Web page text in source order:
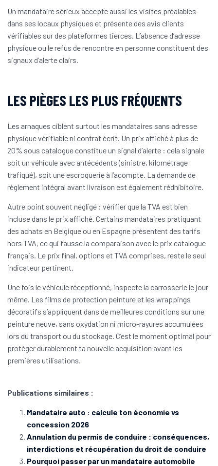
Un mandataire sérieux accepte aussi les visites préalables
dans ses locaux physiques et présente des avis clients
vérifiables sur des plateformes tierces. L’absence d’adresse
physique ou le refus de rencontre en personne constituent des
signaux d’alerte clairs.
LES PIÈGES LES PLUS FRÉQUENTS
Les arnaques ciblent surtout les mandataires sans adresse
physique vérifiable ni contrat écrit. Un prix affiché à plus de
20% sous catalogue constitue un signal d’alerte : cela signale
soit un véhicule avec antécédents (sinistre, kilométrage
trafiqué), soit une escroquerie à l’acompte. La demande de
règlement intégral avant livraison est également rédhibitoire.
Autre point souvent négligé : vérifier que la TVA est bien
incluse dans le prix affiché. Certains mandataires pratiquant
des achats en Belgique ou en Espagne présentent des tarifs
hors TVA, ce qui fausse la comparaison avec le prix catalogue
français. Le prix final, options et TVA comprises, reste le seul
indicateur pertinent.
Une fois le véhicule réceptionné, inspecte la carrosserie le jour
même. Les films de protection peinture et les wrappings
décoratifs s’appliquent dans de meilleures conditions sur une
peinture neuve, sans oxydation ni micro-rayures accumulées
lors du transport ou du stockage. C’est le moment optimal pour
protéger durablement ta nouvelle acquisition avant les
premières utilisations.
Publications similaires :
Mandataire auto : calcule ton économie vs
concession 2026
Annulation du permis de conduire : conséquences,
interdictions et récupération du droit de conduire
Pourquoi passer par un mandataire automobile